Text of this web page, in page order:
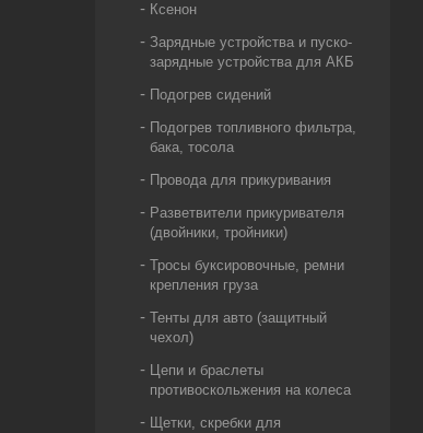
Ксенон
Зарядные устройства и пуско-
зарядные устройства для АКБ
Подогрев сидений
Подогрев топливного фильтра,
бака, тосола
Провода для прикуривания
Разветвители прикуривателя
(двойники, тройники)
Тросы буксировочные, ремни
крепления груза
Тенты для авто (защитный
чехол)
Цепи и браслеты
противоскольжения на колеса
Щетки, скребки для